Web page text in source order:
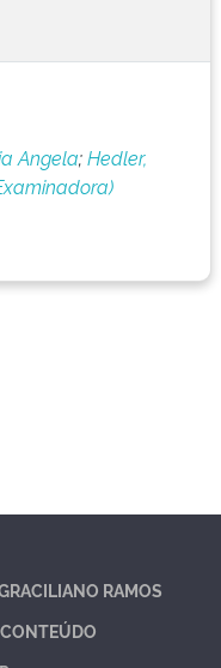
Angela;Hedler,
RAMOS